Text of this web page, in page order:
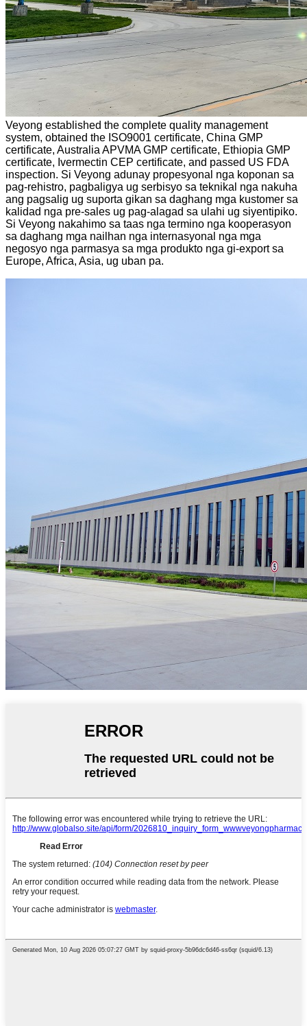
Veyong established the complete quality management
system, obtained the ISO9001 certificate, China GMP
certificate, Australia APVMA GMP certificate, Ethiopia GMP
certificate, Ivermectin CEP certificate, and passed US FDA
inspection. Si Veyong adunay propesyonal nga koponan sa
pag-rehistro, pagbaligya ug serbisyo sa teknikal nga nakuha
ang pagsalig ug suporta gikan sa daghang mga kustomer sa
kalidad nga pre-sales ug pag-alagad sa ulahi ug siyentipiko.
Si Veyong nakahimo sa taas nga termino nga kooperasyon
sa daghang mga nailhan nga internasyonal nga mga
negosyo nga parmasya sa mga produkto nga gi-export sa
Europe, Africa, Asia, ug uban pa.